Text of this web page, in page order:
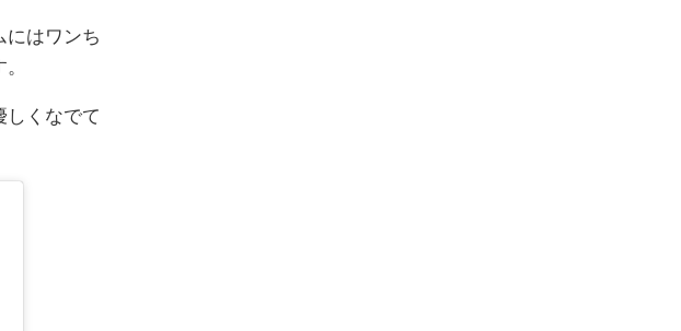
にはワンち
しくなでて